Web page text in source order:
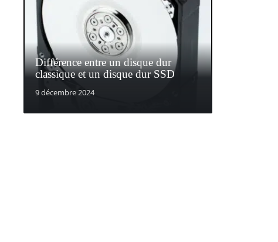
Différence entre un disque dur
classique et un disque dur SSD
9 décembre 2024